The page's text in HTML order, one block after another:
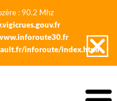
: 90.2 Mhz
inforoute/index.html